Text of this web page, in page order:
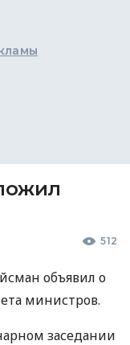
512
объявил о
министров.
заседании